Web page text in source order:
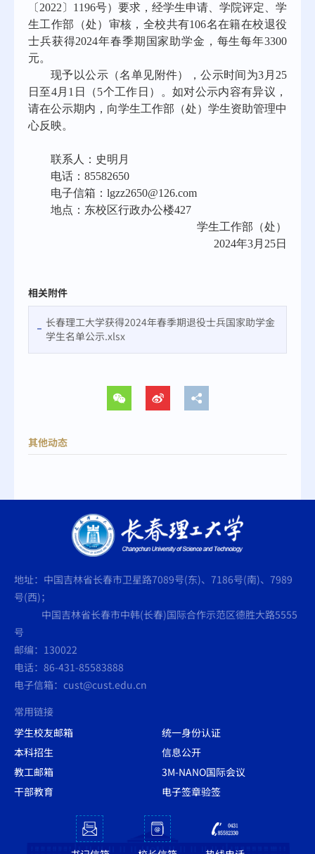
〔2022〕1196号）要求，经学生申请、学院评定、学
生工作部（处）审核，全校共有106名在籍在校退役
士兵获得2024年春季期国家助学金，每生每年3300
元。
现予以公示（名单见附件），公示时间为3月25
日至4月1日（5个工作日）。如对公示内容有异议，
请在公示期内，向学生工作部（处）学生资助管理中
心反映。
联系人：史明月
电话：85582650
电子信箱：lgzz2650@126.com
地点：东校区行政办公楼427
学生工作部（处）
2024年3月25日
相关附件
长春理工大学获得2024年春季期退役士兵国家助学金
学生名单公示.xlsx
其他动态
地址：中国吉林省长春市卫星路7089号(东)、7186号(南)、7989
号(西)；
中国吉林省长春市中韩(长春)国际合作示范区德胜大路5555
号
邮编：130022
电话：86-431-85583888
电子信箱：cust@cust.edu.cn
常用链接
学生校友邮箱
统一身份认证
本科招生
信息公开
教工邮箱
3M-NANO国际会议
干部教育
电子签章验签